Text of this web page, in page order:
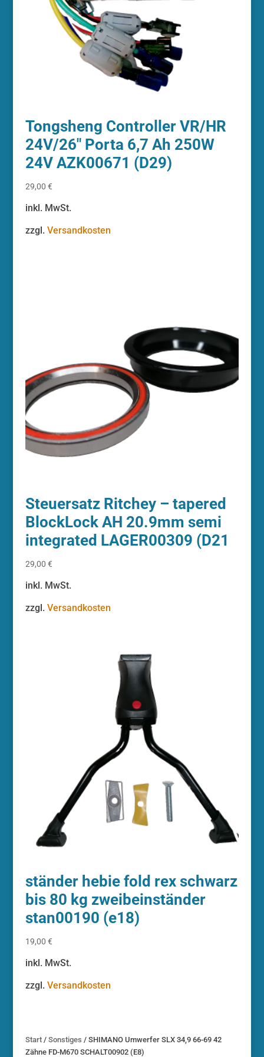
Tongsheng Controller VR/HR
24V/26″ Porta 6,7 Ah 250W
24V AZK00671 (D29)
29,00 €
inkl. MwSt.
zzgl. Versandkosten
Steuersatz Ritchey – tapered
BlockLock AH 20.9mm semi
integrated LAGER00309 (D21
29,00 €
inkl. MwSt.
zzgl. Versandkosten
ständer hebie fold rex schwarz
bis 80 kg zweibeinständer
stan00190 (e18)
19,00 €
inkl. MwSt.
zzgl. Versandkosten
Start/ Sonstiges / SHIMANO Umwerfer SLX 34,9 66-69 42
Zähne FD-M670 SCHALT00902 (E8)